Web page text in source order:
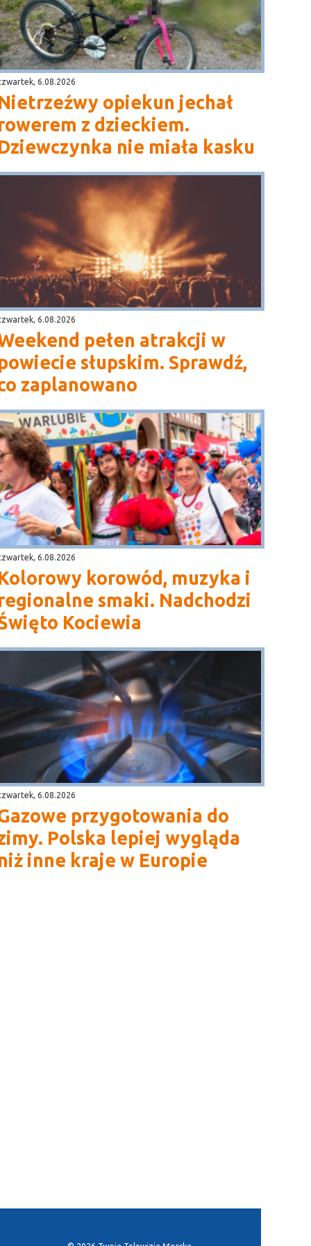
6.08.2026
opiekun jechał
z dzieckiem.
nie miała kasku
6.08.2026
pełen atrakcji w
słupskim. Sprawdź,
zaplanowano
6.08.2026
korowód, muzyka i
smaki. Nadchodzi
Kociewia
6.08.2026
przygotowania do
Polska lepiej wygląda
inne kraje w Europie